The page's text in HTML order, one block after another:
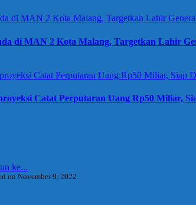
di MAN 2 Kota Malang, Targetkan Lahir
Catat Perputaran Uang Rp50 Miliar,
ke...
on November 9, 2022